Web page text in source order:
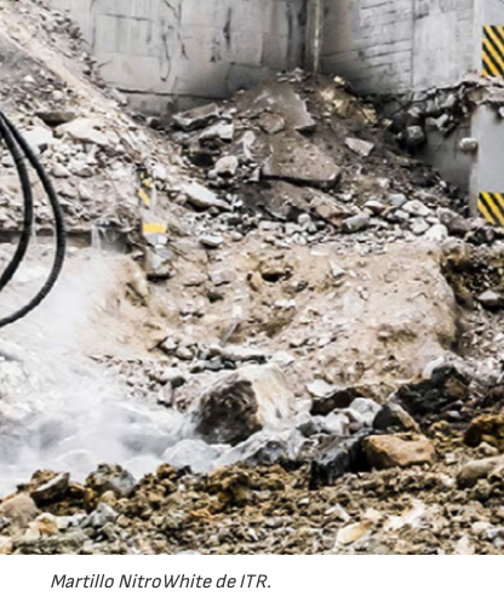
Martillo NitroWhite de ITR.